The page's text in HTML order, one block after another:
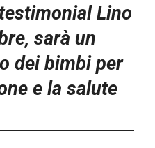
Lino
sarà un
dei bimbi per
e la salute